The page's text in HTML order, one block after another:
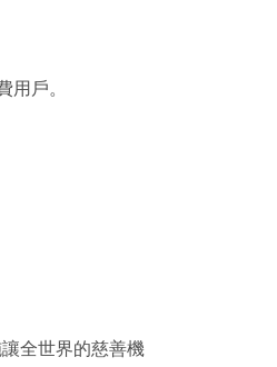
戶。
全世界的慈善機